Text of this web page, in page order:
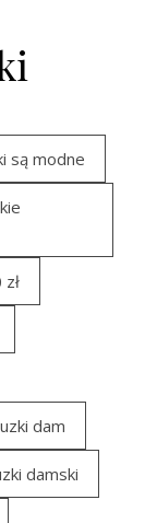
są modne
dam
damski